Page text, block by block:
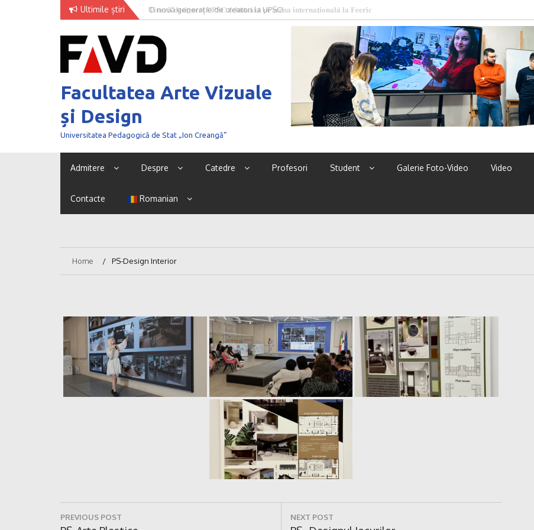
Ultimile știri O nouă generație de creatori la UPSC!
Facultatea Arte Vizuale
și Design
Universitatea Pedagogică de Stat „Ion Creangă”
Admitere Despre Catedre Profesori Student Galerie Foto-Video Video
Contacte Romanian
Home PS-Design Interior
Navigare
PREVIOUS POST NEXT POST